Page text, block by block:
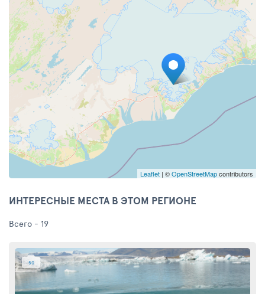
Leaflet | ©OpenStreetMapcontributors
ИНТЕРЕСНЫЕ МЕСТА В ЭТОМ РЕГИОНЕ
Всего - 19
50